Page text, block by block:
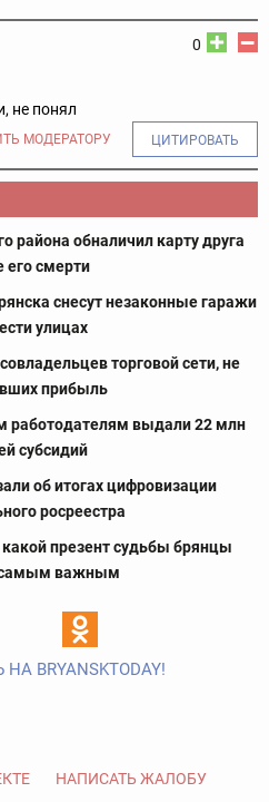
0
не понял
МОДЕРАТОРУ ЦИТИРОВАТЬ
района обналичил карту друга
его смерти
снесут незаконные гаражи
улицах
торговой сети, не
прибыль
работодателям выдали 22 млн
субсидий
об итогах цифровизации
росреестра
презент судьбы брянцы
самым важным
BRYANSKTODAY!
НАПИСАТЬ ЖАЛОБУ